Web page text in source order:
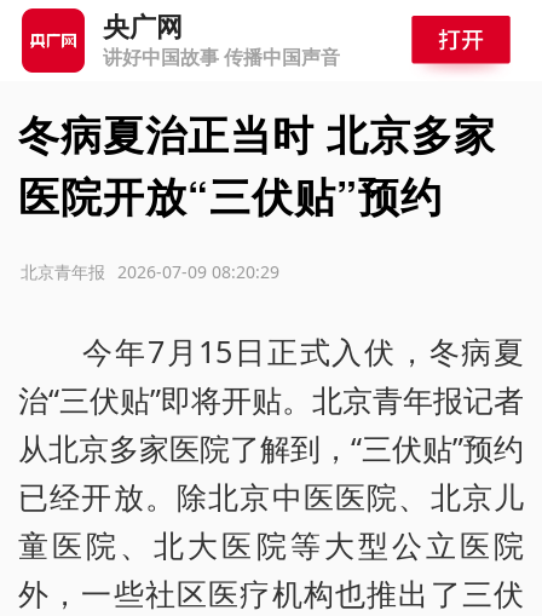
央广网
讲好中国故事 传播中国声音
冬病夏治正当时 北京多家
医院开放“三伏贴”预约
2026-07-09 08:20:29
北京青年报
今年7月15日正式入伏，冬病夏
治“三伏贴”即将开贴。北京青年报记者
从北京多家医院了解到，“三伏贴”预约
已经开放。除北京中医医院、北京儿
童医院、北大医院等大型公立医院
外，一些社区医疗机构也推出了三伏